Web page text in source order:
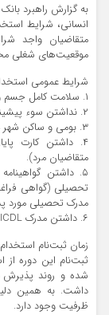
به گزارش راهبرد
انسانی، شرایط
متقاضیان واجد
موقعیت‌های شغلی
شرایط عمومی استخدام
۱. سلامت کامل جسم و روان بنا به تشخیص پزشکان معتمد بانک.
۲. نداشتن سوء پیشینه کیفری.
۳. بومی و ساکن شهر مورد تقاضا.
۴. داشتن کارت
متقاضیان مرد).
۵. داشتن
تحصیلی (گواهی
مدرک تحصیلی
۶. داشتن مدرک ICDL برای (متقاضیان شغل مسئول دفتر).
زمان ثبت‌نام استخدام
ثبت‌نام این دوره از
شده و روند پذیرش
داشت. به همین
ظرفیت وجود دارد.